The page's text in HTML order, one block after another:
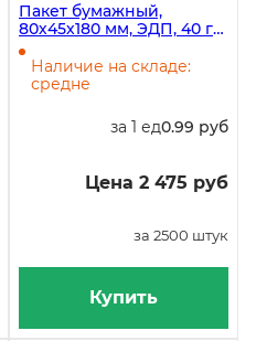
Пакет бумажный,
80х45х180 мм, ЭДП, 40 г/
м2, белый, 2500 штук в
коробке
Наличие на складе:
средне
за 1 ед0.99 руб
Цена 2 475 руб
за 2500 штук
Купить